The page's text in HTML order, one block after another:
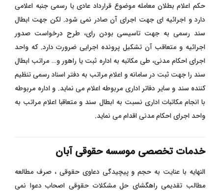
حکم اعلام بطلان معامله موضوع قرارداد عادی یا رسمی جنبه اعلامی
دارد و اجرائیه ای جهت اجرای آن صادر نمی شود. لکن جهت ابطال
سند رسمی به جهت تاسیسی بودن رای، طرح درخواست صدور
اجرائیه و متعاقب آن تشکیل پرونده اجرایی ضرورت دارد. که واحد
اجرای احکام مدنی، طی مکاتبه به اداره ثبت یا راهور و… مراتب ابطال
سند را جهت ثبت در سامانه و اعلام مراتب به دفتر اسناد رسمی تنظیم
کننده سند و سایر دفاتر اداری مربوطه اعلام می نماید. و اداره مربوطه
با انجام مکاتبات اداری نسبت به ابطال سند و متعاقبا اعلام مراتب به
واحد اجرای احکام مدنی اقدام می نماید.
خدمات تخصصی موسسه حقوقی آبان
النهایه با عنایت به حجم و پیچیدگی دعاوی حقوقی ، صرف مطالعه
مطالب تقدیمی راهگشای حل مشکلات حقوقی اصحاب دعوا نمی